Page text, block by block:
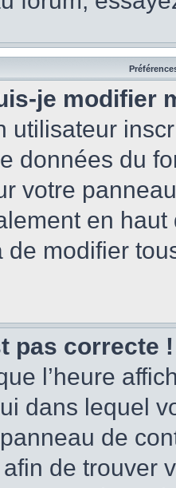
je modifier
utilisateur
données du
votre
en
de modifier
pas correcte !
l’heure
dans lequel
de
de trouver